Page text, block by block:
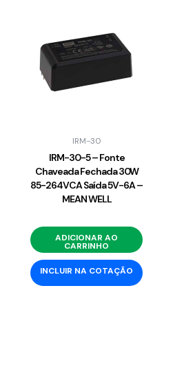
IRM-30
IRM-30-5 – Fonte
Chaveada Fechada 30W
85-264VCA Saída 5V-6A –
MEAN WELL
ADICIONAR AO
CARRINHO
INCLUIR NA COTAÇÃO